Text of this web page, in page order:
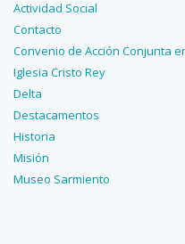
Actividad Social
Contacto
Convenio de Acción Conjunta
Iglesia Cristo Rey
Delta
Destacamentos
Historia
Misión
Museo Sarmiento